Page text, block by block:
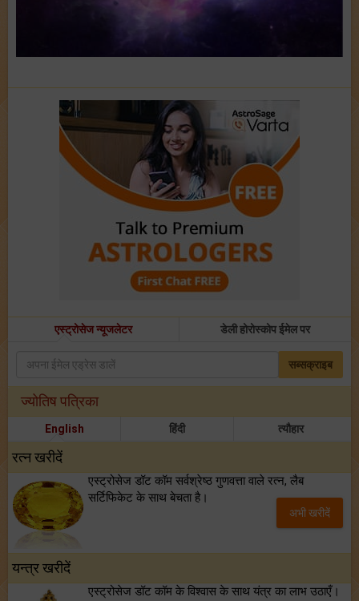
एस्ट्रोसेज न्यूजलेटर डेली होरोस्कोप ईमेल पर
सब्सक्राइब
ज्योतिष पत्रिका
English हिंदी त्यौहार
रत्न खरीदें
एस्ट्रोसेज डॉट कॉम सर्वश्रेष्ठ गुणवत्ता वाले रत्न, लैब
सर्टिफिकेट के साथ बेचता है।
अभी खरीदें
यन्त्र खरीदें
एस्ट्रोसेज डॉट कॉम के विश्वास के साथ यंत्र का लाभ उठाएँ।